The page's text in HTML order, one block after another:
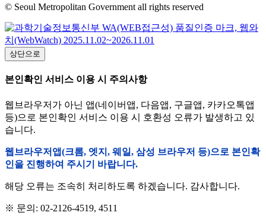
© Seoul Metropolitan Government all rights reserved
상단으로
본인확인 서비스 이용 시 주의사항
웹브라우저가 아닌 앱(네이버앱, 다음앱, 구글앱, 카카오톡앱
등)으로 본인확인 서비스 이용 시 호환성 오류가 발생하고 있
습니다.
웹브라우저앱(크롬, 엣지, 웨일, 삼성 브라우저 등)으로 본인확
인을 진행하여 주시기 바랍니다.
해당 오류는 조속히 처리하도록 하겠습니다. 감사합니다.
※ 문의: 02-2126-4519, 4511